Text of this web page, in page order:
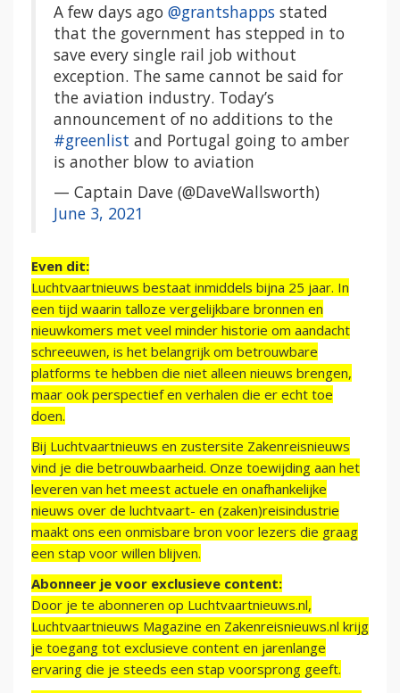
A few days ago @grantshapps stated
that the government has stepped in to
save every single rail job without
exception. The same cannot be said for
the aviation industry. Today’s
announcement of no additions to the
#greenlist and Portugal going to amber
is another blow to aviation
— Captain Dave (@DaveWallsworth)
June 3, 2021
Even dit:
Luchtvaartnieuws bestaat inmiddels bijna 25 jaar. In
een tijd waarin talloze vergelijkbare bronnen en
nieuwkomers met veel minder historie om aandacht
schreeuwen, is het belangrijk om betrouwbare
platforms te hebben die niet alleen nieuws brengen,
maar ook perspectief en verhalen die er echt toe
doen.
Bij Luchtvaartnieuws en zustersite Zakenreisnieuws
vind je die betrouwbaarheid. Onze toewijding aan het
leveren van het meest actuele en onafhankelijke
nieuws over de luchtvaart- en (zaken)reisindustrie
maakt ons een onmisbare bron voor lezers die graag
een stap voor willen blijven.
Abonneer je voor exclusieve content:
Door je te abonneren op Luchtvaartnieuws.nl,
Luchtvaartnieuws Magazine en Zakenreisnieuws.nl krijg
je toegang tot exclusieve content en jarenlange
ervaring die je steeds een stap voorsprong geeft.